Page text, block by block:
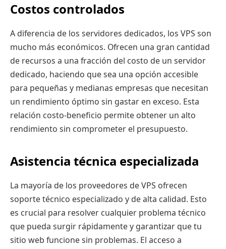
Costos controlados
A diferencia de los servidores dedicados, los VPS son
mucho más económicos. Ofrecen una gran cantidad
de recursos a una fracción del costo de un servidor
dedicado, haciendo que sea una opción accesible
para pequeñas y medianas empresas que necesitan
un rendimiento óptimo sin gastar en exceso. Esta
relación costo-beneficio permite obtener un alto
rendimiento sin comprometer el presupuesto.
Asistencia técnica especializada
La mayoría de los proveedores de VPS ofrecen
soporte técnico especializado y de alta calidad. Esto
es crucial para resolver cualquier problema técnico
que pueda surgir rápidamente y garantizar que tu
sitio web funcione sin problemas. El acceso a